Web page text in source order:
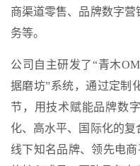
商渠道零售、品牌数字
务等。
公司自主研发了“青木
据磨坊”系统，通过定制
节，用技术赋能品牌数
化、高水平、国际化的
线下知名品牌、领先电